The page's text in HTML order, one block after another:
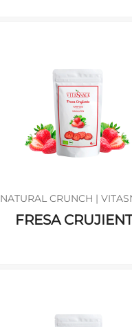
NATURAL CRUNCH |
FRESA